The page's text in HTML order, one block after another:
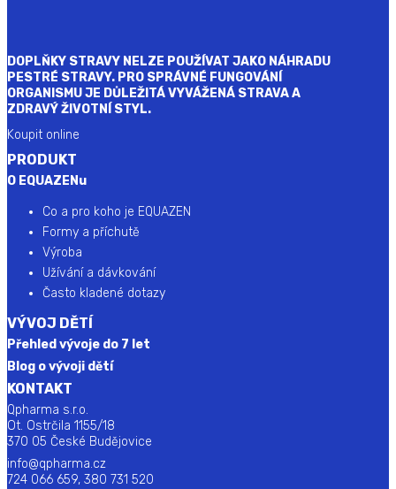
DOPLŇKY STRAVY NELZE POUŽÍVAT JAKO NÁHRADU
PESTRÉ STRAVY. PRO SPRÁVNÉ FUNGOVÁNÍ
ORGANISMU JE DŮLEŽITÁ VYVÁŽENÁ STRAVA A
ZDRAVÝ ŽIVOTNÍ STYL.
Koupit online
PRODUKT
O EQUAZENu
Co a pro koho je EQUAZEN
Formy a příchutě
Výroba
Užívání a dávkování
Často kladené dotazy
VÝVOJ DĚTÍ
Přehled vývoje do 7 let
Blog o vývoji dětí
KONTAKT
Qpharma s.r.o.
Ot. Ostrčila 1155/18
370 05 České Budějovice
info@qpharma.cz
724 066 659, 380 731 520